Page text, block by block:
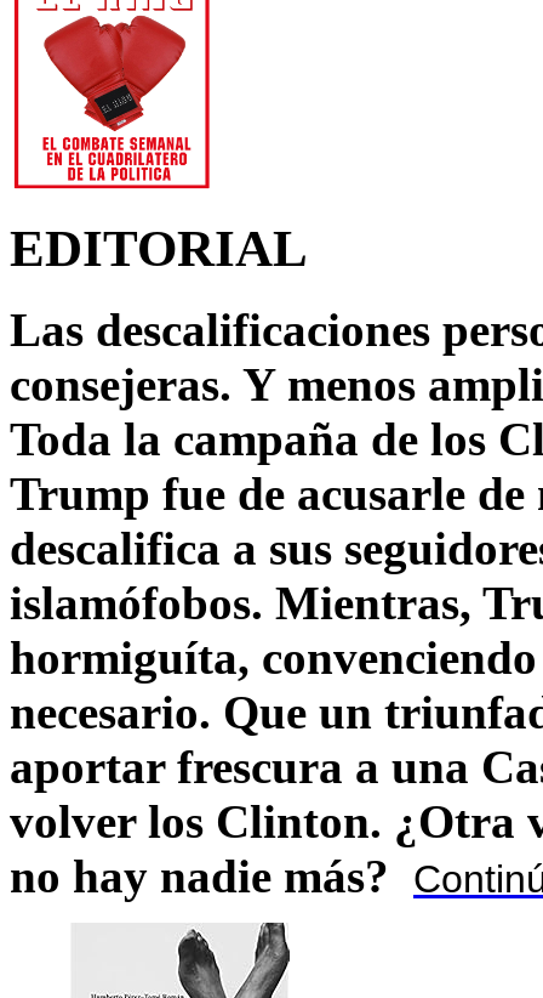
EDITORIAL
Las descalificaciones
consejeras. Y menos
Toda la campaña de los
Trump fue de acusarle
descalifica a sus
islamófobos. Mientras,
hormiguíta,
necesario. Que un
aportar frescura a una
volver los Clinton. ¿Otra
no hay nadie más?